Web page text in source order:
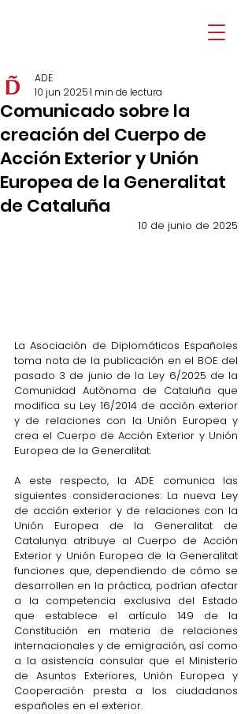
Comunicado sobre la
creación del Cuerpo de
Acción Exterior y Unión
Europea de la Generalitat
de Cataluña
ADE
10 jun 20251 min de lectura
10 de junio de 2025
La Asociación de Diplomáticos Españoles
toma nota de la publicación en el BOE del
pasado 3 de junio de la Ley 6/2025 de la
Comunidad Autónoma de Cataluña que
modifica su Ley 16/2014 de acción exterior
y de relaciones con la Unión Europea y
crea el Cuerpo de Acción Exterior y Unión
Europea de la Generalitat.
A este respecto, la ADE comunica las
siguientes consideraciones: La nueva Ley
de acción exterior y de relaciones con la
Unión Europea de la Generalitat de
Catalunya atribuye al Cuerpo de Acción
Exterior y Unión Europea de la Generalitat
funciones que, dependiendo de cómo se
desarrollen en la práctica, podrían afectar
a la competencia exclusiva del Estado
que establece el artículo 149 de la
Constitución en materia de relaciones
internacionales y de emigración, así como
a la asistencia consular que el Ministerio
de Asuntos Exteriores, Unión Europea y
Cooperación presta a los ciudadanos
españoles en el exterior.